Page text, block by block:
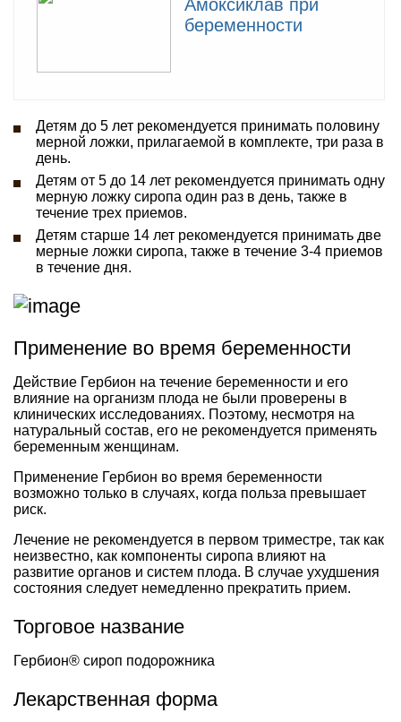
Амоксиклав при
беременности
Детям до 5 лет рекомендуется принимать половину
мерной ложки, прилагаемой в комплекте, три раза в
день.
Детям от 5 до 14 лет рекомендуется принимать одну
мерную ложку сиропа один раз в день, также в
течение трех приемов.
Детям старше 14 лет рекомендуется принимать две
мерные ложки сиропа, также в течение 3-4 приемов
в течение дня.
Применение во время беременности
Действие Гербион на течение беременности и его
влияние на организм плода не были проверены в
клинических исследованиях. Поэтому, несмотря на
натуральный состав, его не рекомендуется применять
беременным женщинам.
Применение Гербион во время беременности
возможно только в случаях, когда польза превышает
риск.
Лечение не рекомендуется в первом триместре, так как
неизвестно, как компоненты сиропа влияют на
развитие органов и систем плода. В случае ухудшения
состояния следует немедленно прекратить прием.
Торговое название
Гербион® сироп подорожника
Лекарственная форма